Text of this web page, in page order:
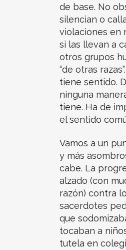
de base. No
silencian o
violaciones en
si las llevan a
otros grupos
“de otras
tiene sentido.
ninguna
tiene. Ha de
el sentido
Vamos a un
y más
cabe. La
alzado (con
razón) contra
sacerdotes
que
tocaban a
tutela en